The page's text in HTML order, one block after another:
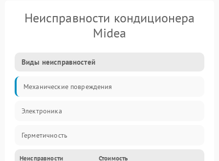
Неисправности кондиционера
Midea
Виды неисправностей
Механические повреждения
Электроника
Герметичность
Неисправности Стоимость